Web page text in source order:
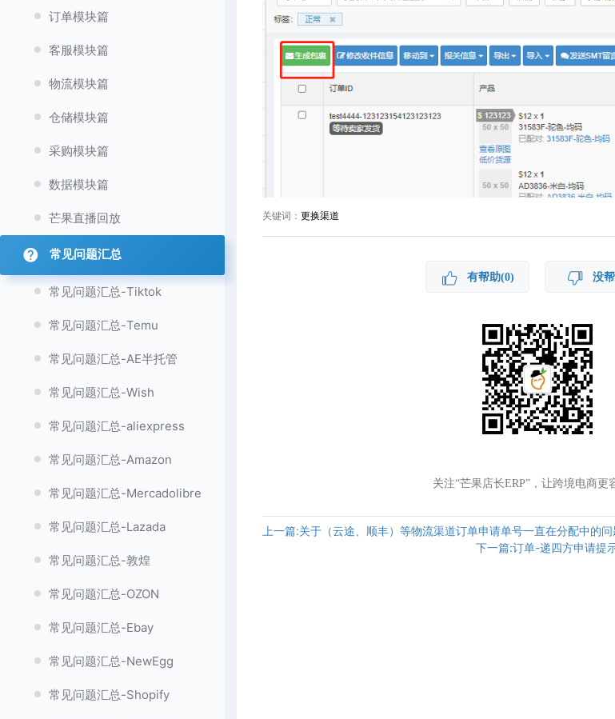
订单模块篇
客服模块篇
物流模块篇
仓储模块篇
采购模块篇
数据模块篇
芒果直播回放
常见问题汇总
常见问题汇总-Tiktok
常见问题汇总-Temu
常见问题汇总-AE半托管
常见问题汇总-Wish
常见问题汇总-aliexpress
常见问题汇总-Amazon
常见问题汇总-Mercadolibre
常见问题汇总-Lazada
常见问题汇总-敦煌
常见问题汇总-OZON
常见问题汇总-Ebay
常见问题汇总-NewEgg
常见问题汇总-Shopify
关键词：更换渠道
有帮助(0) 没
关注“芒果店长ERP”，让跨境电商更
上一篇:关于（云途、顺丰）等物流渠道订单申请单号一直在分配中的问
下一篇:订单-递四方申请提